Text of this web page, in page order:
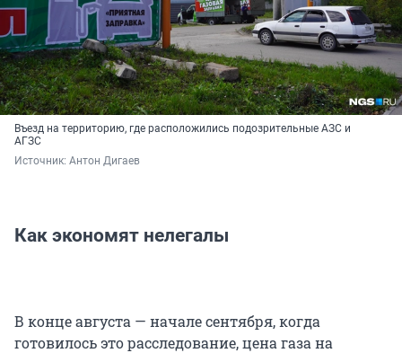
Въезд на территорию, где расположились подозрительные АЗС и
АГЗС
Источник: Антон Дигаев
Как экономят нелегалы
В конце августа — начале сентября, когда
готовилось это расследование, цена газа на